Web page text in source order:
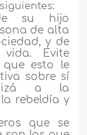
su hijo
de alta
y de
Evite
esto le
sobre sí
a la
rebeldía y
que se